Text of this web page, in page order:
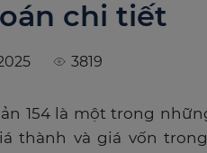
chi tiết
3819
154 là một trong
thành và giá vốn